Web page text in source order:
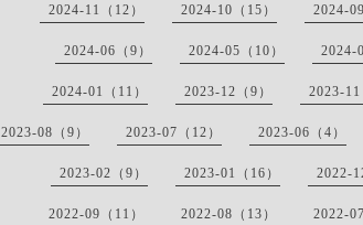
2024-11（12） 2024-10（15） 2024-
2024-06（9） 2024-05（10） 2024-
2024-01（11） 2023-12（9） 2023-11
2023-08（9） 2023-07（12） 2023-06（4）
2023-02（9） 2023-01（16） 2022-
2022-09（11） 2022-08（13） 2022-